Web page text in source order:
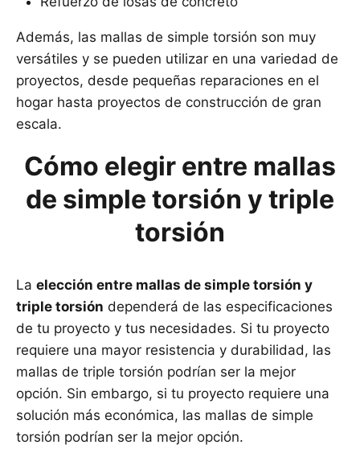
Además, las mallas de simple torsión son muy
versátiles y se pueden utilizar en una variedad de
proyectos, desde pequeñas reparaciones en el
hogar hasta proyectos de construcción de gran
escala.
Cómo elegir entre mallas
de simple torsión y triple
torsión
La elección entre mallas de simple torsión y
triple torsión dependerá de las especificaciones
de tu proyecto y tus necesidades. Si tu proyecto
requiere una mayor resistencia y durabilidad, las
mallas de triple torsión podrían ser la mejor
opción. Sin embargo, si tu proyecto requiere una
solución más económica, las mallas de simple
torsión podrían ser la mejor opción.